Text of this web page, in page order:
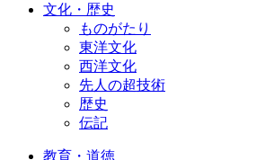
文化・歴史
ものがたり
東洋文化
西洋文化
先人の超技術
歴史
伝記
教育・道徳